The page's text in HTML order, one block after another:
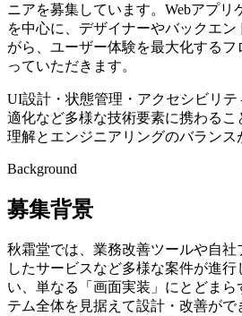
ニアを募集しています。Webアプ
を中心に、デザイナーやバックエ
がら、ユーザー体験を最大化するフ
っていただきます。
UI設計・状態管理・アクセシビリ
適化など多様な技術要素に携わる
理解とエンジニアリングのバランス
Background
募集背景
秋霜堂では、業務改善ツールや自社
したサービスなど多様な案件が進
い、単なる「画面実装」にとどまら
テム全体を見据えて設計・改善が